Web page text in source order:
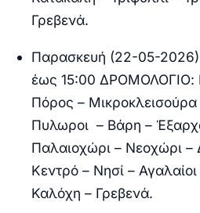
Γρεβενά.
Παρασκευή (22-05-
έως 15:00 ΔΡΟΜΟΛΟΓΙΟ:
Πόρος – Μικροκλεισούρα
Πυλωροι – Βάρη –
Παλαιοχώρι – Νεοχώρι –
Κεντρό – Νησί –
Καλόχη – Γρεβενά.